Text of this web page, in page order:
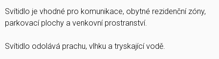
Svítidlo je vhodné pro komunikace, obytné rezidenční zóny,
parkovací plochy a venkovní prostranství.
Svítidlo odolává prachu, vlhku a tryskající vodě.